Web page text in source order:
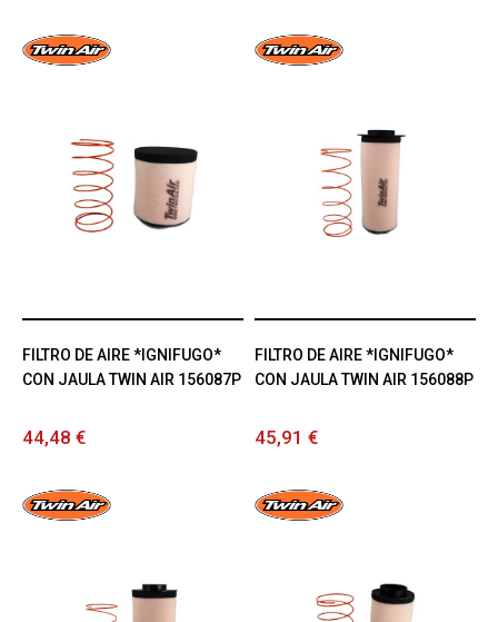
FILTRO DE AIRE *IGNIFUGO*
CON JAULA TWIN AIR 156087P
44,48 €
FILTRO DE AIRE *IGNIFUGO*
CON JAULA TWIN AIR 156088P
45,91 €